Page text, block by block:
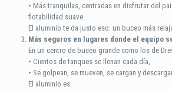
• Más tranquilas, centradas en disfrutar del
flotabilidad suave.
El aluminio te da justo eso: un buceo más
Más seguros en lugares donde el equipo
En un centro de buceo grande como los de
• Cientos de tanques se llenan cada día,
• Se golpean, se mueven, se cargan y
El aluminio es: